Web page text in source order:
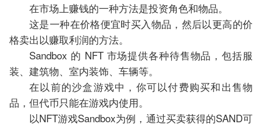
在市场上赚钱的一种方法是投资角色和物品。
这是一种在价格便宜时买入物品，然后以更高的价
格卖出以赚取利润的方法。
Sandbox 的 NFT 市场提供各种待售物品，包括服
装、建筑物、室内装饰、车辆等。
在以前的沙盒游戏中，你可以付费购买和出售物
品，但代币只能在游戏内使用。
以NFT游戏Sandbox为例，通过买卖获得的SAND可